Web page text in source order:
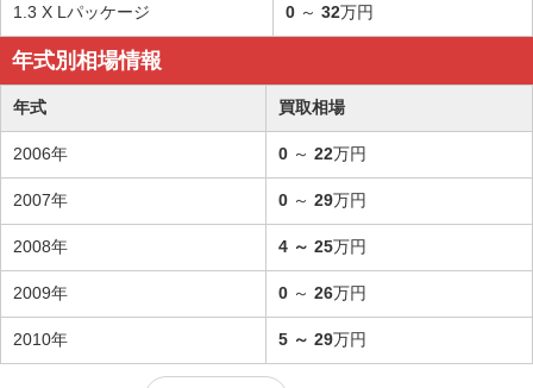
1.3 X Lパッケージ 0 ～ 32万円
年式別相場情報
年式 買取相場
2006年 0 ～ 22万円
2007年 0 ～ 29万円
2008年 4 ～ 25万円
2009年 0 ～ 26万円
2010年 5 ～ 29万円